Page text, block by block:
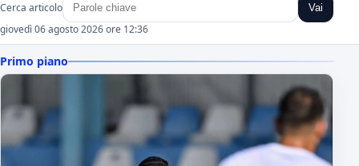
Cerca articolo Vai
giovedì 06 agosto 2026 ore 12:36
Primo piano